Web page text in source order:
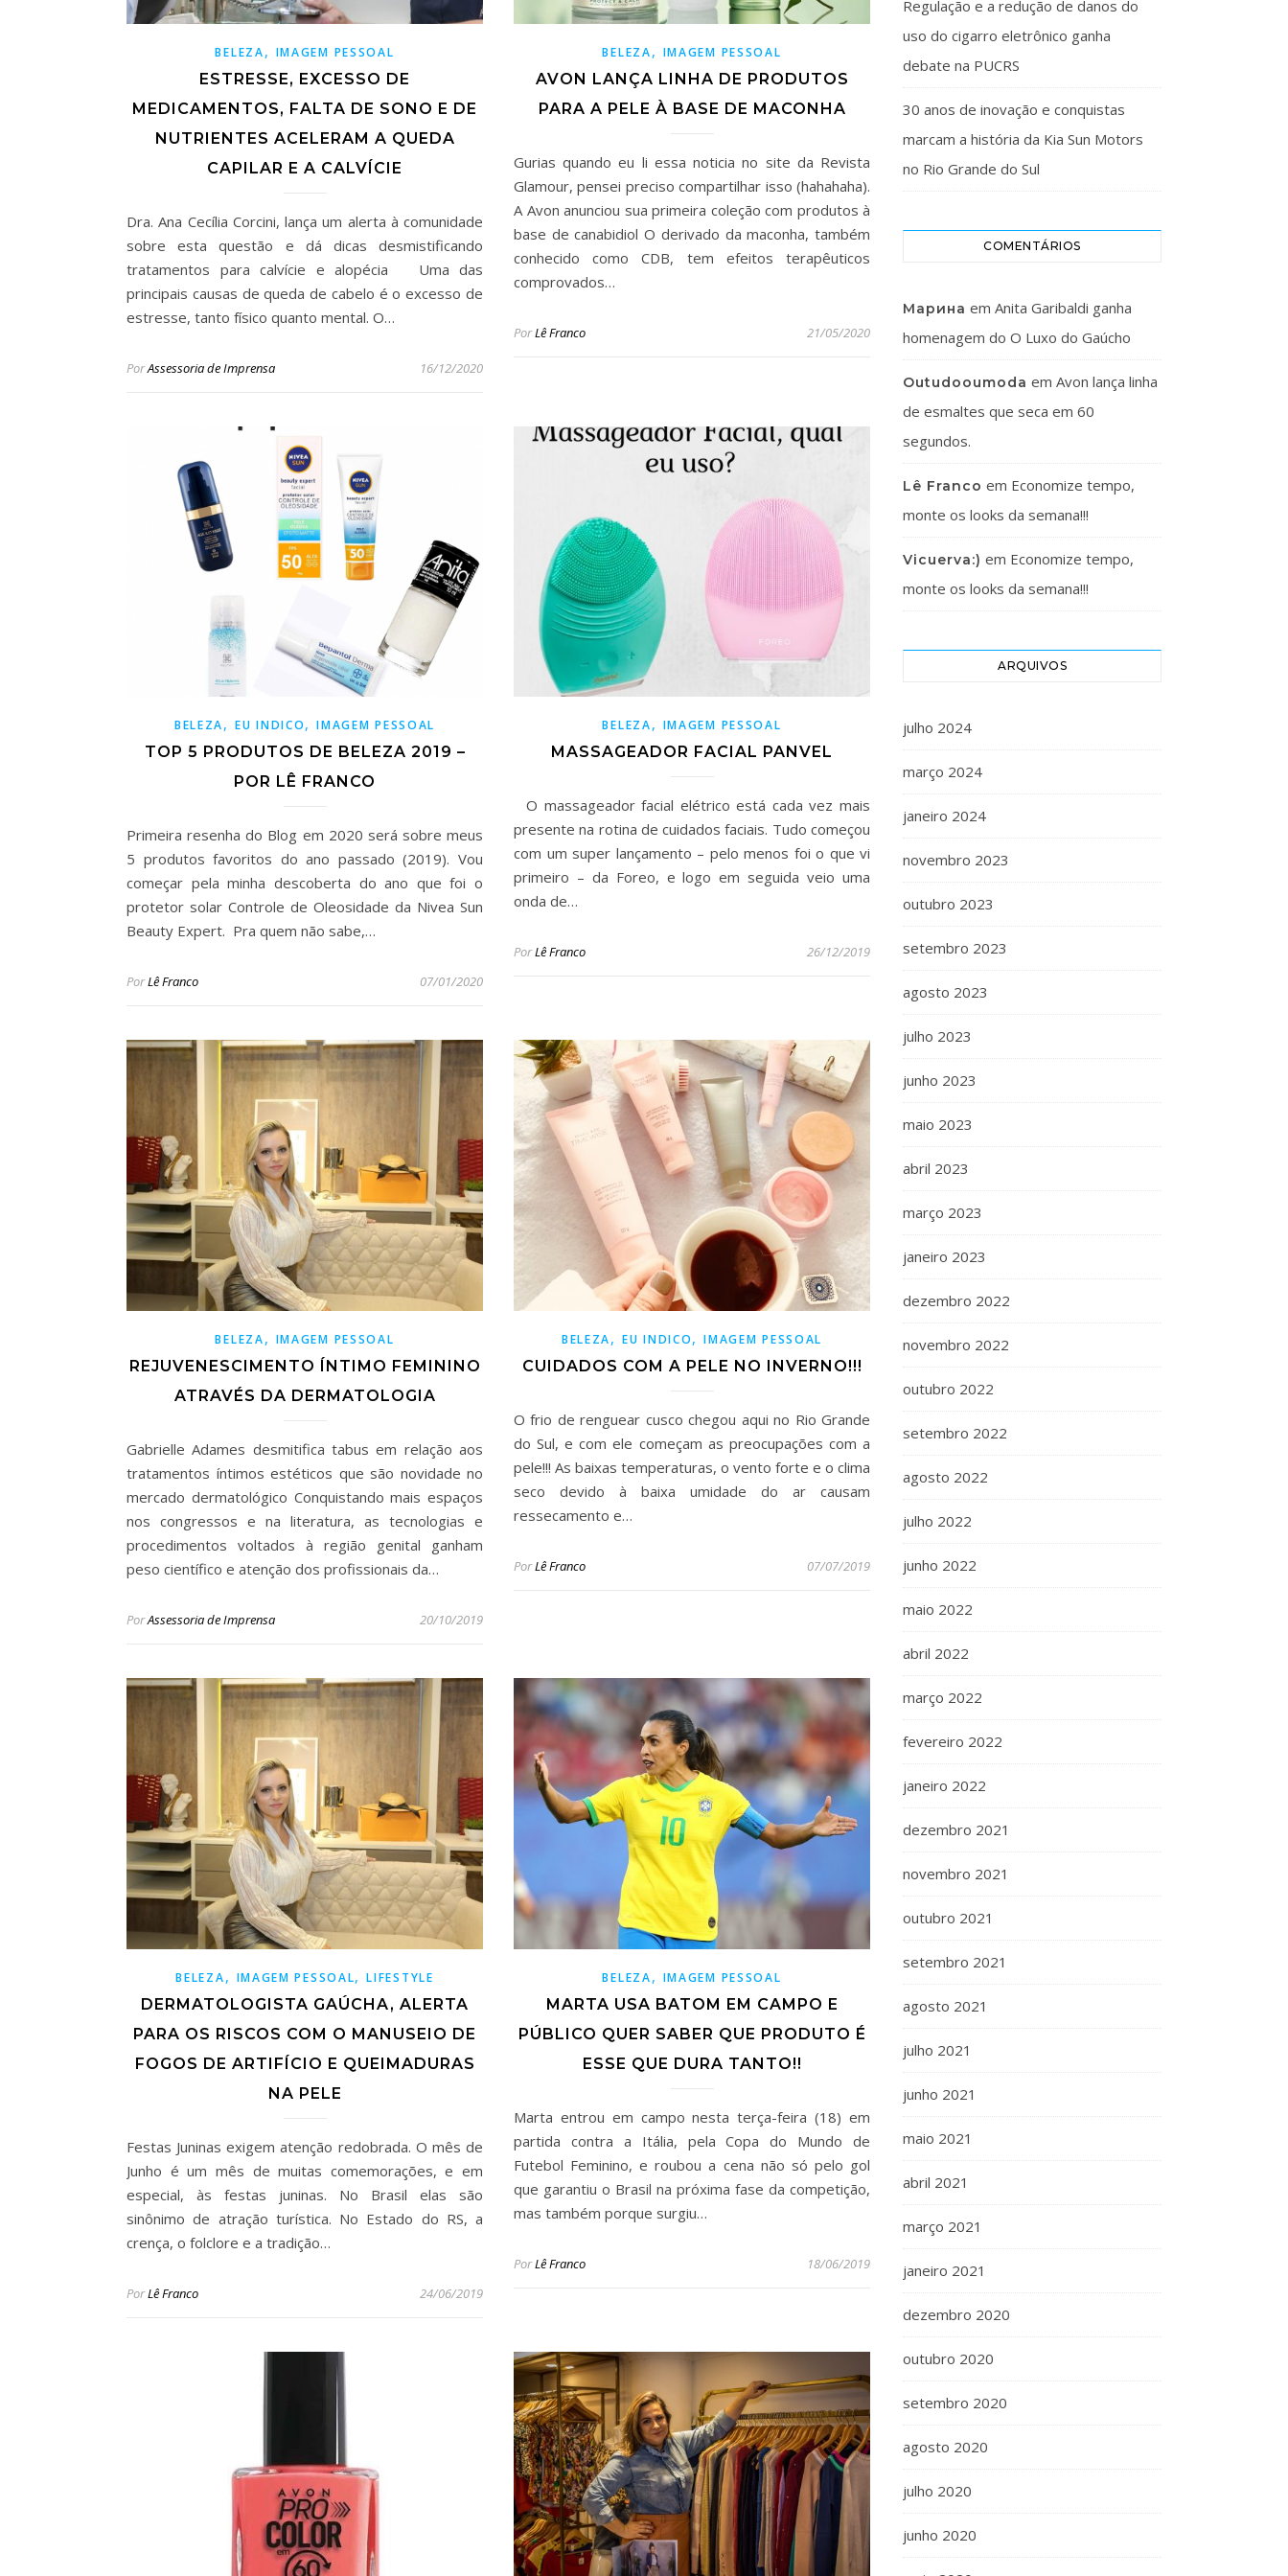
BELEZA, IMAGEM PESSOAL
ESTRESSE, EXCESSO DE
MEDICAMENTOS, FALTA DE SONO E DE
NUTRIENTES ACELERAM A QUEDA
CAPILAR E A CALVÍCIE
Dra. Ana Cecília Corcini, lança um alerta à comunidade
sobre esta questão e dá dicas desmistificando
tratamentos para calvície e alopécia Uma das
principais causas de queda de cabelo é o excesso de
estresse, tanto físico quanto mental. O…
PorAssessoria de Imprensa 16/12/2020
BELEZA, IMAGEM PESSOAL
AVON LANÇA LINHA DE PRODUTOS
PARA A PELE À BASE DE MACONHA
Gurias quando eu li essa noticia no site da Revista
Glamour, pensei preciso compartilhar isso (hahahaha).
A Avon anunciou sua primeira coleção com produtos à
base de canabidiol O derivado da maconha, também
conhecido como CDB, tem efeitos terapêuticos
comprovados…
PorLê Franco 21/05/2020
BELEZA,EU INDICO,IMAGEM PESSOAL
TOP 5 PRODUTOS DE BELEZA 2019 –
POR LÊ FRANCO
Primeira resenha do Blog em 2020 será sobre meus
5 produtos favoritos do ano passado (2019). Vou
começar pela minha descoberta do ano que foi o
protetor solar Controle de Oleosidade da Nivea Sun
Beauty Expert. Pra quem não sabe,…
PorLê Franco 07/01/2020
BELEZA, IMAGEM PESSOAL
MASSAGEADOR FACIAL PANVEL
O massageador facial elétrico está cada vez mais
presente na rotina de cuidados faciais. Tudo começou
com um super lançamento – pelo menos foi o que vi
primeiro – da Foreo, e logo em seguida veio uma
onda de…
PorLê Franco 26/12/2019
BELEZA, IMAGEM PESSOAL
REJUVENESCIMENTO ÍNTIMO FEMININO
ATRAVÉS DA DERMATOLOGIA
Gabrielle Adames desmitifica tabus em relação aos
tratamentos íntimos estéticos que são novidade no
mercado dermatológico Conquistando mais espaços
nos congressos e na literatura, as tecnologias e
procedimentos voltados à região genital ganham
peso científico e atenção dos profissionais da…
PorAssessoria de Imprensa 20/10/2019
BELEZA,EU INDICO,IMAGEM PESSOAL
CUIDADOS COM A PELE NO INVERNO!!!
O frio de renguear cusco chegou aqui no Rio Grande
do Sul, e com ele começam as preocupações com a
pele!!! As baixas temperaturas, o vento forte e o clima
seco devido à baixa umidade do ar causam
ressecamento e…
PorLê Franco 07/07/2019
BELEZA, IMAGEM PESSOAL,LIFESTYLE
DERMATOLOGISTA GAÚCHA, ALERTA
PARA OS RISCOS COM O MANUSEIO DE
FOGOS DE ARTIFÍCIO E QUEIMADURAS
NA PELE
Festas Juninas exigem atenção redobrada. O mês de
Junho é um mês de muitas comemorações, e em
especial, às festas juninas. No Brasil elas são
sinônimo de atração turística. No Estado do RS, a
crença, o folclore e a tradição…
PorLê Franco 24/06/2019
BELEZA, IMAGEM PESSOAL
MARTA USA BATOM EM CAMPO E
PÚBLICO QUER SABER QUE PRODUTO É
ESSE QUE DURA TANTO!!
Marta entrou em campo nesta terça-feira (18) em
partida contra a Itália, pela Copa do Mundo de
Futebol Feminino, e roubou a cena não só pelo gol
que garantiu o Brasil na próxima fase da competição,
mas também porque surgiu…
PorLê Franco 18/06/2019
Regulação e a redução de danos do
uso do cigarro eletrônico ganha
debate na PUCRS
30 anos de inovação e conquistas
marcam a história da Kia Sun Motors
no Rio Grande do Sul
COMENTÁRIOS
Марина em Anita Garibaldi ganha
homenagem do O Luxo do Gaúcho
Outudooumoda em Avon lança linha
de esmaltes que seca em 60
segundos.
Lê Franco em Economize tempo,
monte os looks da semana!!!
Vicuerva:) em Economize tempo,
monte os looks da semana!!!
ARQUIVOS
julho 2024
março 2024
janeiro 2024
novembro 2023
outubro 2023
setembro 2023
agosto 2023
julho 2023
junho 2023
maio 2023
abril 2023
março 2023
janeiro 2023
dezembro 2022
novembro 2022
outubro 2022
setembro 2022
agosto 2022
julho 2022
junho 2022
maio 2022
abril 2022
março 2022
fevereiro 2022
janeiro 2022
dezembro 2021
novembro 2021
outubro 2021
setembro 2021
agosto 2021
julho 2021
junho 2021
maio 2021
abril 2021
março 2021
janeiro 2021
dezembro 2020
outubro 2020
setembro 2020
agosto 2020
julho 2020
junho 2020